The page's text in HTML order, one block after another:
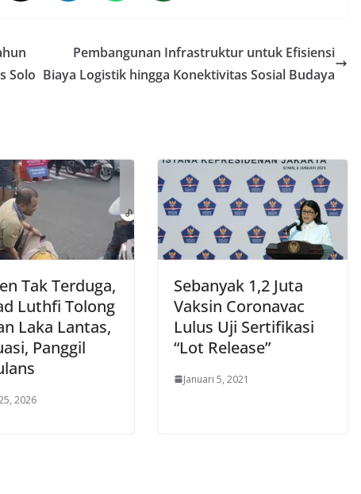
Solo
Pembangunan Infrastruktur untuk Efisiensi
Biaya Logistik hingga Konektivitas Sosial Budaya
Tak Terduga,
Luthfi Tolong
Laka Lantas,
Panggil
2026
Sebanyak 1,2 Juta
Vaksin Coronavac
Lulus Uji Sertifikasi
“Lot Release”
Januari 5, 2021